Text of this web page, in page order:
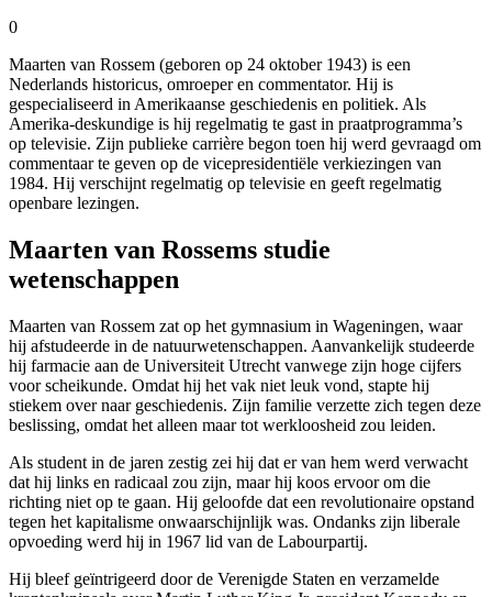
0
Maarten van Rossem (geboren op 24 oktober 1943) is een
Nederlands historicus, omroeper en commentator. Hij is
gespecialiseerd in Amerikaanse geschiedenis en politiek. Als
Amerika-deskundige is hij regelmatig te gast in praatprogramma’s
op televisie. Zijn publieke carrière begon toen hij werd gevraagd om
commentaar te geven op de vicepresidentiële verkiezingen van
1984. Hij verschijnt regelmatig op televisie en geeft regelmatig
openbare lezingen.
Maarten van Rossems studie
wetenschappen
Maarten van Rossem zat op het gymnasium in Wageningen, waar
hij afstudeerde in de natuurwetenschappen. Aanvankelijk studeerde
hij farmacie aan de Universiteit Utrecht vanwege zijn hoge cijfers
voor scheikunde. Omdat hij het vak niet leuk vond, stapte hij
stiekem over naar geschiedenis. Zijn familie verzette zich tegen deze
beslissing, omdat het alleen maar tot werkloosheid zou leiden.
Als student in de jaren zestig zei hij dat er van hem werd verwacht
dat hij links en radicaal zou zijn, maar hij koos ervoor om die
richting niet op te gaan. Hij geloofde dat een revolutionaire opstand
tegen het kapitalisme onwaarschijnlijk was. Ondanks zijn liberale
opvoeding werd hij in 1967 lid van de Labourpartij.
Hij bleef geïntrigeerd door de Verenigde Staten en verzamelde